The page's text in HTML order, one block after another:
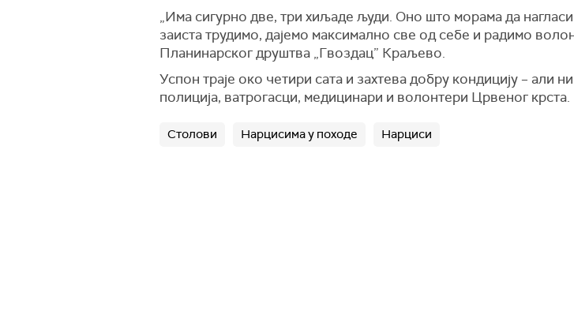
„Има сигурно две, три хиљаде људи. Оно што морама да
заиста трудимо, дајемо максимално све од себе и радимо
Планинарског друштва „Гвоздац” Краљево.
Успон траје око четири сата и захтева добру кондицију – али
полиција, ватрогасци, медицинари и волонтери Црвеног крста.
Столови Нарцисима у походе Нарциси